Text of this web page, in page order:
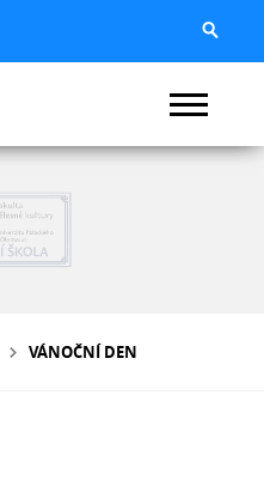
VÁNOČNÍ DEN